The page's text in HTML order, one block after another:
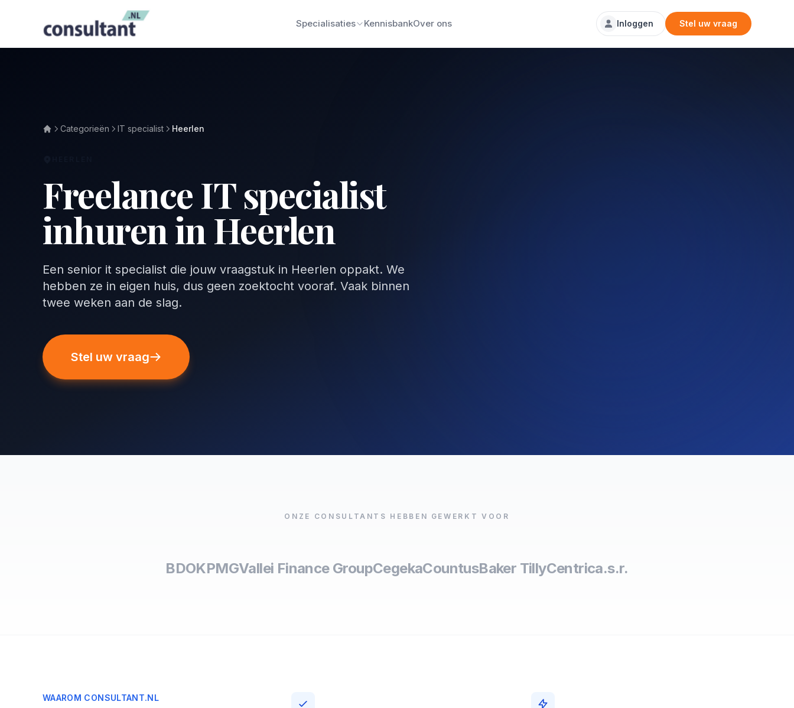
Specialisaties KennisbankOver ons Inloggen Stel uw vraag
Categorieën IT specialist Heerlen
Freelance IT specialist
inhuren in Heerlen
Een senior it specialist die jouw vraagstuk in Heerlen oppakt. We
hebben ze in eigen huis, dus geen zoektocht vooraf. Vaak binnen
twee weken aan de slag.
Stel uw vraag
ONZE CONSULTANTS HEBBEN GEWERKT VOOR
BDOKPMGVallei Finance GroupCegekaCountusBaker TillyCentrica.s.r.
WAAROM CONSULTANT.NL